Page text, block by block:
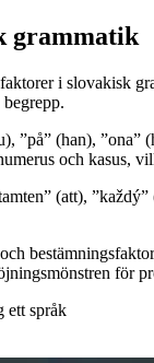
grammatik
i slovakisk
”på” (han),
och kasus,
(att),
för
ett språk